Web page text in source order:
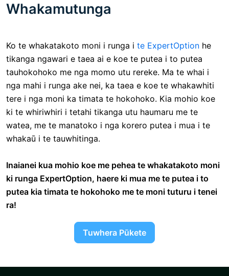
Whakamutunga
Ko te whakatakoto moni i runga i te ExpertOption he
tikanga ngawari e taea ai e koe te putea i to putea
tauhokohoko me nga momo utu rereke. Ma te whai i
nga mahi i runga ake nei, ka taea e koe te whakawhiti
tere i nga moni ka timata te hokohoko. Kia mohio koe
ki te whiriwhiri i tetahi tikanga utu haumaru me te
watea, me te manatoko i nga korero putea i mua i te
whakaū i te tauwhitinga.
Inaianei kua mohio koe me pehea te whakatakoto moni
ki runga ExpertOption, haere ki mua me te putea i to
putea kia timata te hokohoko me te moni tuturu i tenei
ra!
Tuwhera Pūkete